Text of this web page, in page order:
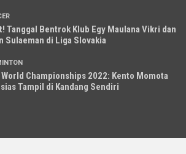
Tanggal Bentrok Klub Egy Maulana Vikri dan
Sulaeman di Liga Slovakia
World Championships 2022: Kento Momota
Tampil di Kandang Sendiri